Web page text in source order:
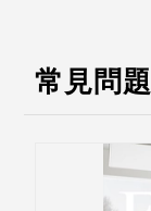
常見問題